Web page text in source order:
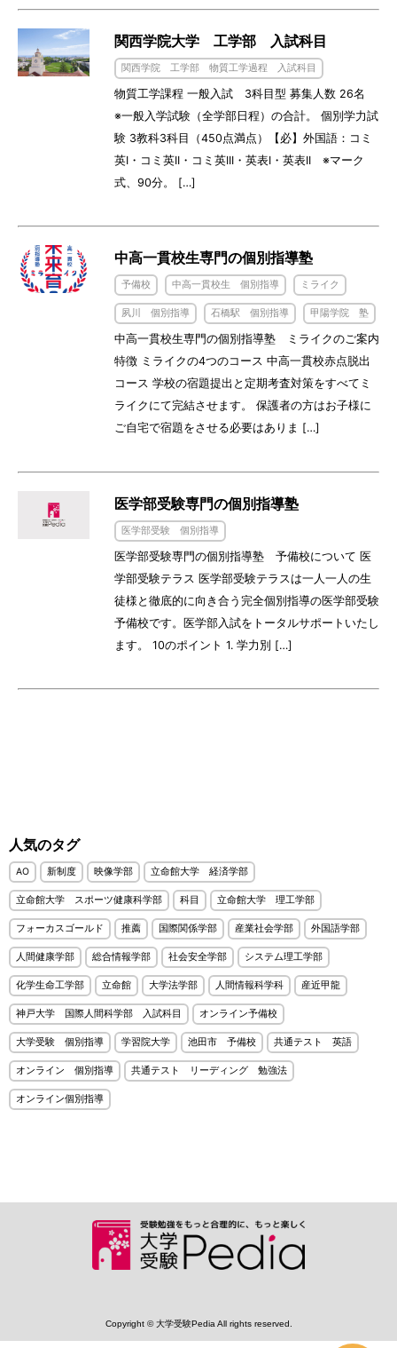
関西学院大学 工学部 入試科目
関西学院 工学部 物質工学過程 入試科目
物質工学課程 一般入試 3科目型 募集人数 26名
※一般入学試験（全学部日程）の合計。 個別学力試
験 3教科3科目（450点満点）【必】外国語：コミ
英I・コミ英II・コミ英III・英表I・英表II ※マーク
式、90分。 […]
中高一貫校生専門の個別指導塾
予備校 中高一貫校生 個別指導 ミライク
夙川 個別指導 石橋駅 個別指導 甲陽学院 塾
中高一貫校生専門の個別指導塾 ミライクのご案内
特徴 ミライクの4つのコース 中高一貫校赤点脱出
コース 学校の宿題提出と定期考査対策をすべてミ
ライクにて完結させます。 保護者の方はお子様に
ご自宅で宿題をさせる必要はありま […]
医学部受験専門の個別指導塾
医学部受験 個別指導
医学部受験専門の個別指導塾 予備校について 医
学部受験テラス 医学部受験テラスは一人一人の生
徒様と徹底的に向き合う完全個別指導の医学部受験
予備校です。医学部入試をトータルサポートいたし
ます。 10のポイント 1. 学力別 […]
人気のタグ
AO 新制度 映像学部 立命館大学 経済学部
立命館大学 スポーツ健康科学部 科目 立命館大学 理工学部
フォーカスゴールド 推薦 国際関係学部 産業社会学部 外国語学部
人間健康学部 総合情報学部 社会安全学部 システム理工学部
化学生命工学部 立命館 大学法学部 人間情報科学科 産近甲龍
神戸大学 国際人間科学部 入試科目 オンライン予備校
大学受験 個別指導 学習院大学 池田市 予備校 共通テスト 英語
オンライン 個別指導 共通テスト リーディング 勉強法
オンライン個別指導
Copyright © 大学受験Pedia All rights reserved.